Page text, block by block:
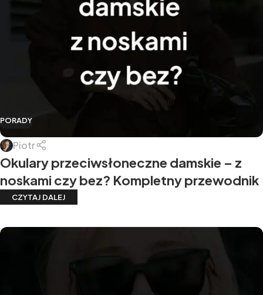
PORADY
Piotr
Okulary przeciwsłoneczne damskie – z
noskami czy bez? Kompletny przewodnik
CZYTAJ DALEJ